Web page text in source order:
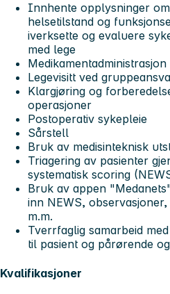
Innhente opplysninger
helsetilstand og
iverksette og evaluere
med lege
Medikamentadministrasjon
Legevisitt ved
Klargjøring og
operasjoner
Postoperativ sykepleie
Sårstell
Bruk av medisinteknisk
Triagering av pasienter
systematisk scoring
Bruk av appen
inn NEWS,
m.m.
Tverrfaglig samarbeid
til pasient og pårørende
Kvalifikasjoner